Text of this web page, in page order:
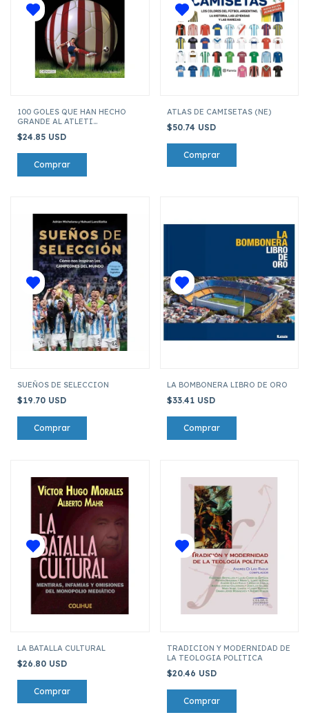
100 GOLES QUE HAN HECHO
GRANDE AL ATLETI
$24.85 USD
ATLAS DE CAMISETAS (NE)
$50.74 USD
SUEÑOS DE SELECCION
$19.70 USD
LA BOMBONERA LIBRO DE ORO
$33.41 USD
LA BATALLA CULTURAL
$26.80 USD
TRADICION Y MODERNIDAD DE
LA TEOLOGIA POLITICA
$20.46 USD